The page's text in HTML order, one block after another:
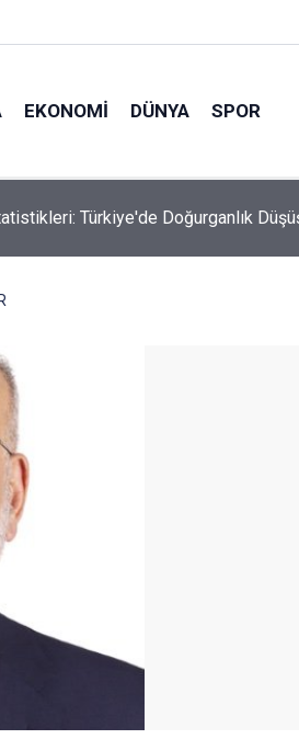
EKONOMI DÜNYA SPOR
Teklif Kabul Edildi